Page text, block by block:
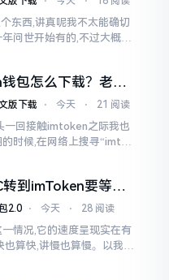
东西,讲真呢我不太能确切
问世开始有的,不过大概在
的时间了。
包怎么下载？老用
靠谱渠道
版下载 ⋅ 今天 ⋅ 21 阅读
一回接触imtoken之际我也
时候,在网络上搜寻“imtok
转到imToken要等多
人说说真实情况
2.0 ⋅ 今天 ⋅ 28 阅读
情况,它的速度呈现实在有
也算快,讲慢也算慢。以我从